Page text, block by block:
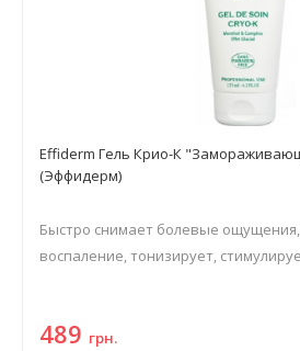
Effiderm Гель Крио-К
(Эффидерм)
Быстро снимает болевые
воспаление, тонизирует,
489 грн.